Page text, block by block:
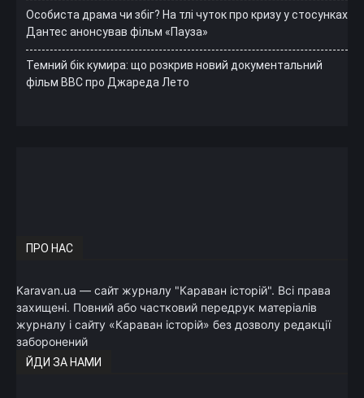
Особиста драма чи збіг? На тлі чуток про кризу у стосунках
Дантес анонсував фільм «Пауза»
Темний бік кумира: що розкрив новий документальний
фільм ВВС про Джареда Лето
ПРО НАС
Karavan.ua — сайт журналу "Караван історій". Всі права
захищені. Повний або частковий передрук матеріалів
журналу і сайту «Караван історій» без дозволу редакції
заборонений
ЙДИ ЗА НАМИ